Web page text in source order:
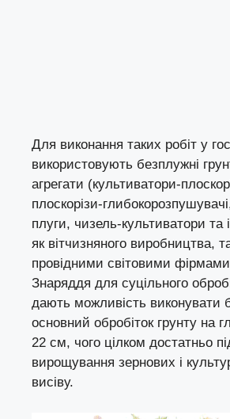
Для виконання таких робіт у
використовують безплужні
агрегати (культиватори-
плоскорізи-
плуги, чизель-культиватори та
як вітчизняного виробництва,
провідними світовими
Знаряддя для суцільного
дають можливість виконувати
основний обробіток грунту на
22 см, чого цілком достатньо
вирощування зернових і
висіву.